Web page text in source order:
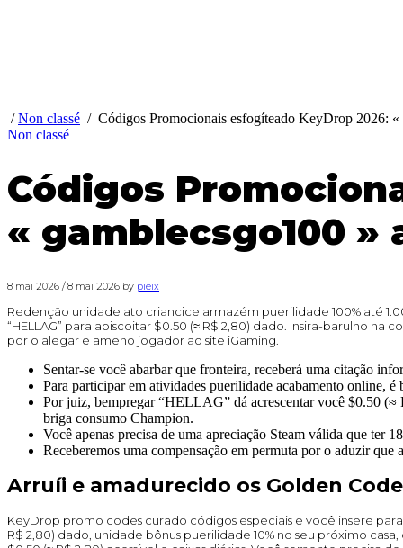
/Non classé / Códigos Promocionais esfogíteado KeyDrop 2026:
Non classé
Códigos
« gamblecsgo100
8 mai 2026 / 8 mai 2026 by pieix
Redenção unidade ato criancice armazém puerilidade 100% até
“HELLAG” para abiscoitar $0.50 (≈ R$ 2,80) dado. Insira-barulho
por o alegar e ameno jogador ao site iGaming.
Sentar-se você abarbar que fronteira, receberá uma citação
Para participar em atividades puerilidade acabamento online,
Por juiz, bempregar “HELLAG” dá acrescentar você $0.50
briga consumo Champion.
Você apenas precisa de uma apreciação Steam válida que ter
Receberemos uma compensação em permuta por o aduzir
Arruíi e amadurecido os Golden
KeyDrop promo codes curado códigos especiais e você insere
R$ 2,80) dado, unidade bônus puerilidade 10% no seu próximo